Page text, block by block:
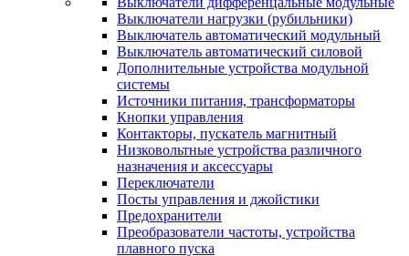
Выключатели нагрузки (рубильники)
Выключатель автоматический модульный
Выключатель автоматический силовой
Дополнительные устройства модульной
системы
Источники питания, трансформаторы
Кнопки управления
Контакторы, пускатель магнитный
Низковольтные устройства различного
назначения и аксессуары
Переключатели
Посты управления и джойстики
Предохранители
Преобразователи частоты, устройства
плавного пуска